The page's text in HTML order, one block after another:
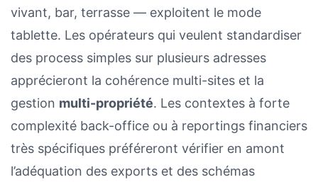
vivant, bar, terrasse — exploitent le mode
tablette. Les opérateurs qui veulent standardiser
des process simples sur plusieurs adresses
apprécieront la cohérence multi-sites et la
gestion multi-propriété. Les contextes à forte
complexité back-office ou à reportings financiers
très spécifiques préféreront vérifier en amont
l’adéquation des exports et des schémas